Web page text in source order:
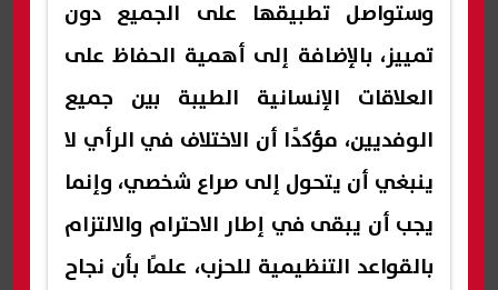
وستواصل تطبيقها على الجميع دون
تمييز، بالإضافة إلى أهمية الحفاظ على
العلاقات الإنسانية الطيبة بين جميع
الوفديين، مؤكدًا أن الاختلاف في الرأي لا
ينبغي أن يتحول إلى صراع شخصي، وإنما
يجب أن يبقى في إطار الاحترام والالتزام
بالقواعد التنظيمية للحزب، علمًا بأن نجاح